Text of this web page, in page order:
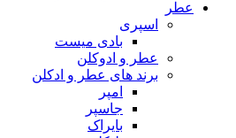
اسپری
بادی میست
عطر و ادوکلن
برند های عطر و ادکلن